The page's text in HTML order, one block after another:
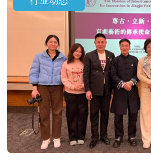
一场跨越边界的艺术盛宴。